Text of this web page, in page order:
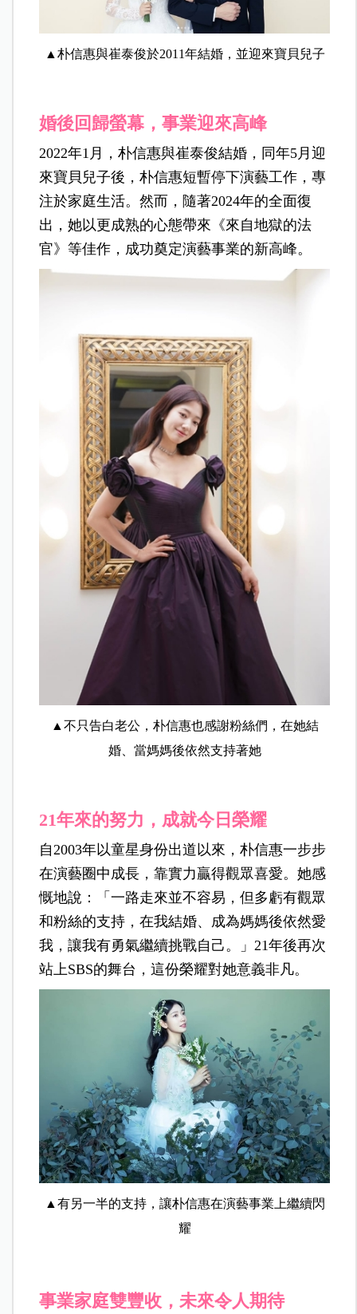
▲朴信惠與崔泰俊於2011年結婚，並迎來寶貝兒子
婚後回歸螢幕，事業迎來高峰
2022年1月，朴信惠與崔泰俊結婚，同年5月迎
來寶貝兒子後，朴信惠短暫停下演藝工作，專
注於家庭生活。然而，隨著2024年的全面復
出，她以更成熟的心態帶來《來自地獄的法
官》等佳作，成功奠定演藝事業的新高峰。
▲不只告白老公，朴信惠也感謝粉絲們，在她結
婚、當媽媽後依然支持著她
21年來的努力，成就今日榮耀
自2003年以童星身份出道以來，朴信惠一步步
在演藝圈中成長，靠實力贏得觀眾喜愛。她感
慨地說：「一路走來並不容易，但多虧有觀眾
和粉絲的支持，在我結婚、成為媽媽後依然愛
我，讓我有勇氣繼續挑戰自己。」21年後再次
站上SBS的舞台，這份榮耀對她意義非凡。
▲有另一半的支持，讓朴信惠在演藝事業上繼續閃
耀
事業家庭雙豐收，未來令人期待